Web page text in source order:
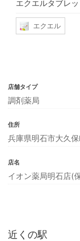
エクエルタブレッ
エクエル
店舗タイプ
調剤薬局
住所
兵庫県明石市大久
店名
イオン薬局明石店(
近くの駅